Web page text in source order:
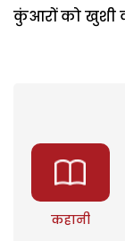
कुंआरों को खुशी
कहानी